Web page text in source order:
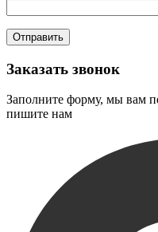
Заказать звонок
Заполните форму, мы вам
пишите нам